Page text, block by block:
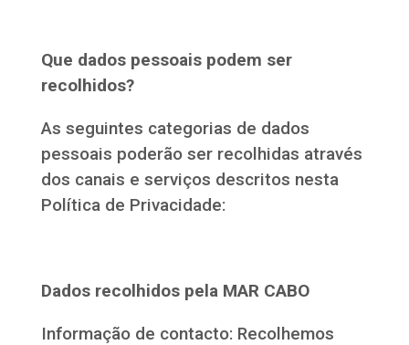
Que dados pessoais podem ser
recolhidos?
As seguintes categorias de dados
pessoais poderão ser recolhidas através
dos canais e serviços descritos nesta
Política de Privacidade:
Dados recolhidos pela MAR CABO
Informação de contacto: Recolhemos